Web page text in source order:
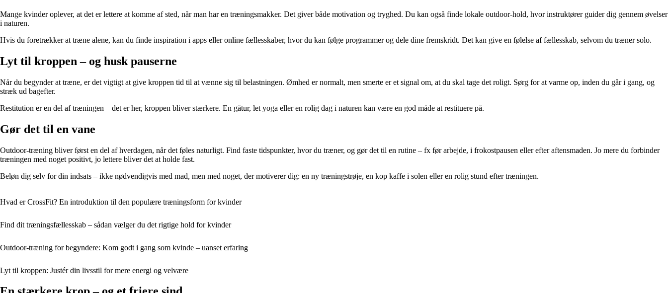
Mange kvinder oplever, at det er lettere at komme af sted, når man har en træningsmakker. Det giver både motivation og tryghed. Du kan også finde lokale outdoor-hold, hvor instruktører guider dig gennem øvelser
i naturen.
Hvis du foretrækker at træne alene, kan du finde inspiration i apps eller online fællesskaber, hvor du kan følge programmer og dele dine fremskridt. Det kan give en følelse af fællesskab, selvom du træner solo.
Lyt til kroppen – og husk pauserne
Når du begynder at træne, er det vigtigt at give kroppen tid til at vænne sig til belastningen. Ømhed er normalt, men smerte er et signal om, at du skal tage det roligt. Sørg for at varme op, inden du går i gang, og
stræk ud bagefter.
Restitution er en del af træningen – det er her, kroppen bliver stærkere. En gåtur, let yoga eller en rolig dag i naturen kan være en god måde at restituere på.
Gør det til en vane
Outdoor-træning bliver først en del af hverdagen, når det føles naturligt. Find faste tidspunkter, hvor du træner, og gør det til en rutine – fx før arbejde, i frokostpausen eller efter aftensmaden. Jo mere du forbinder
træningen med noget positivt, jo lettere bliver det at holde fast.
Beløn dig selv for din indsats – ikke nødvendigvis med mad, men med noget, der motiverer dig: en ny træningstrøje, en kop kaffe i solen eller en rolig stund efter træningen.
Hvad er CrossFit? En introduktion til den populære træningsform for kvinder
Find dit træningsfællesskab – sådan vælger du det rigtige hold for kvinder
Outdoor-træning for begyndere: Kom godt i gang som kvinde – uanset erfaring
Lyt til kroppen: Justér din livsstil for mere energi og velvære